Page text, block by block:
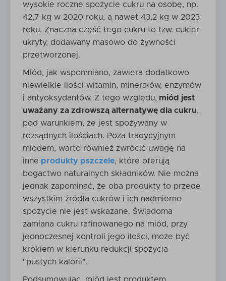
wysokie roczne spożycie cukru na osobę, np.
42,7 kg w 2020 roku, a nawet 43,2 kg w 2023
roku. Znaczna część tego cukru to tzw. cukier
ukryty, dodawany masowo do żywności
przetworzonej.
Miód, jak wspomniano, zawiera dodatkowo
niewielkie ilości witamin, minerałów, enzymów
i antyoksydantów. Z tego względu, miód jest
uważany za zdrowszą alternatywę dla cukru,
pod warunkiem, że jest spożywany w
rozsądnych ilościach. Poza tradycyjnym
miodem, warto również zwrócić uwagę na
inne produkty pszczele, które oferują
bogactwo naturalnych składników. Nie można
jednak zapominać, że oba produkty to przede
wszystkim źródła cukrów i ich nadmierne
spożycie nie jest wskazane. Świadoma
zamiana cukru rafinowanego na miód, przy
jednoczesnej kontroli jego ilości, może być
krokiem w kierunku redukcji spożycia
"pustych kalorii".